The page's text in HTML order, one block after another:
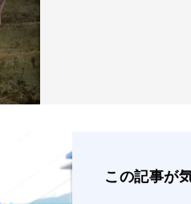
この記事が